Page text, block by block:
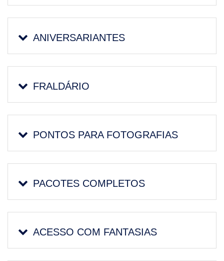
ANIVERSARIANTES
FRALDÁRIO
PONTOS PARA FOTOGRAFIAS
PACOTES COMPLETOS
ACESSO COM FANTASIAS